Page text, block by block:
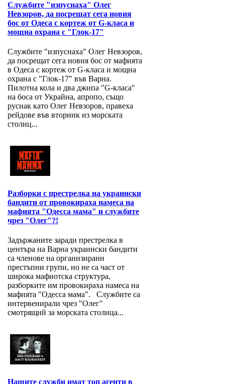
Службите "изпуснаха" Олег
Невзоров, да посрещат сега новия
бос от Одеса с кортеж от G-класа и
мощна охрана с "Глок-17"
Службите "изпуснаха" Олег Невзоров,
да посрещат сега новия бос от мафията
в Одеса с кортеж от G-класа и мощна
охрана с "Глок-17" във Варна.
Пилотна кола и два джипа "G-класа"
на боса от Украйна, апропо, също
руснак като Олег Невзоров, правеха
рейдове във вторник из морската
столиц...
Разборки с престрелка на украински
бандити от провокираха намеса на
мафията "Одесса мама" и службите
чрез "Олег"?!
Задържаните заради престрелка в
центъра на Варна украински бандити
са членове на организирани
престъпни групи, но не са част от
широка мафиотска структура,
разборките им провокираха намеса на
мафията "Одесса мама". Службите са
интервенирали чрез "Олег"
смотрящий за морската столица...
Нашите служби имат топ агенти в